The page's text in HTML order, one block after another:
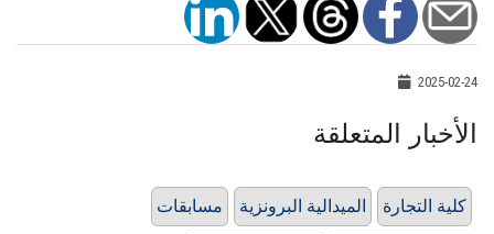
2025-02-24
الأخبار المتعلقة
مسابقات الميدالية البرونزية كلية التجارة